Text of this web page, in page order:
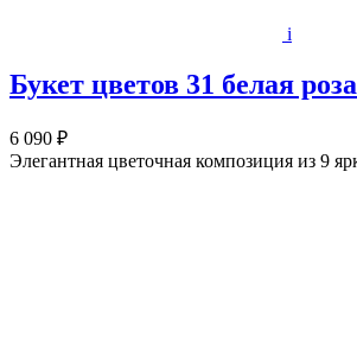
i
Букет цветов 31 белая
6 090 ₽
Элегантная цветочная композиция из 9